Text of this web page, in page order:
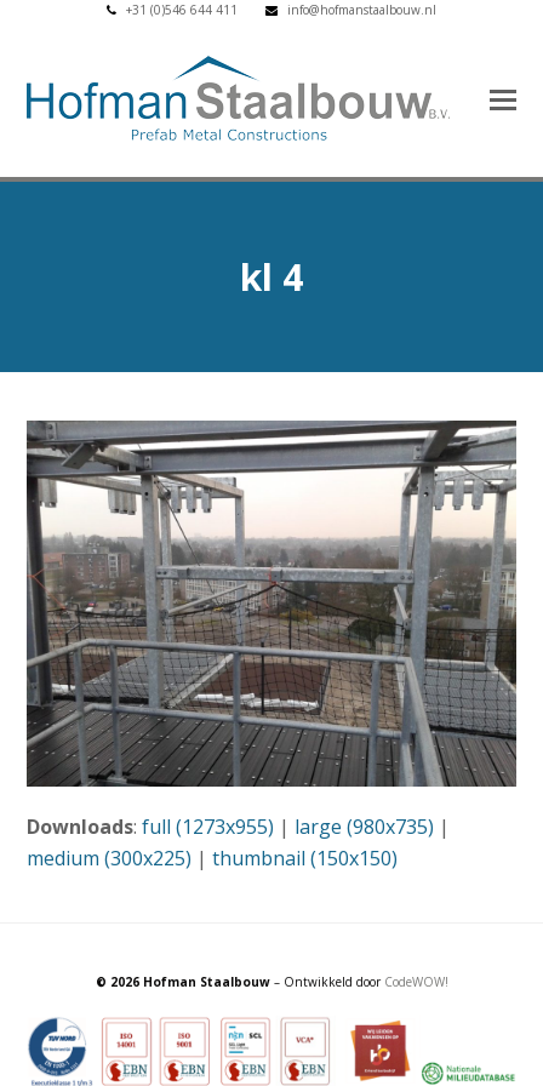
+31 (0)546 644 411 info@hofmanstaalbouw.nl
kl 4
Downloads:full (1273x955) | large (980x735) |
medium (300x225) |thumbnail (150x150)
© 2026 Hofman Staalbouw– Ontwikkeld door CodeWOW!